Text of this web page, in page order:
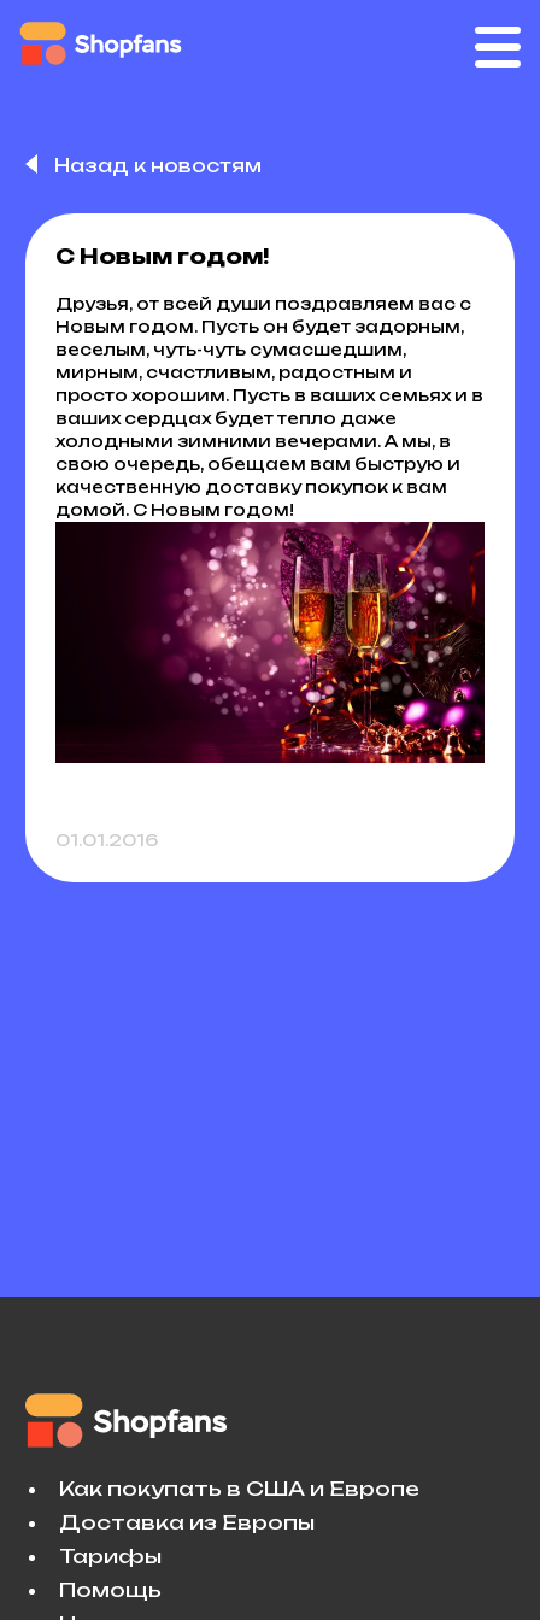
Назад к новостям
С Новым годом!
Друзья, от всей души поздравляем вас с
Новым годом. Пусть он будет задорным,
веселым, чуть-чуть сумасшедшим,
мирным, счастливым, радостным и
просто хорошим. Пусть в ваших семьях и в
ваших сердцах будет тепло даже
холодными зимними вечерами. А мы, в
свою очередь, обещаем вам быструю и
качественную доставку покупок к вам
домой. С Новым годом!
01.01.2016
Как покупать в США и Европе
Доставка из Европы
Тарифы
Помощь